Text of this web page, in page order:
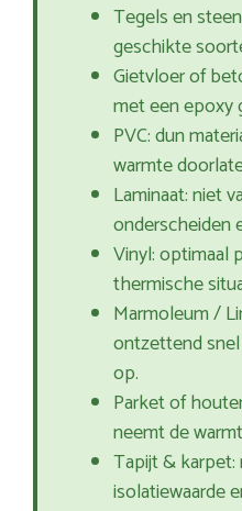
Tegels en
geschikte
Gietvloer of
met een epoxy
PVC: dun
warmte
Laminaat: niet
onderscheiden
Vinyl: optimaal
thermische
Marmoleum /
ontzettend
op.
Parket of
neemt de
Tapijt &
isolatiewaarde